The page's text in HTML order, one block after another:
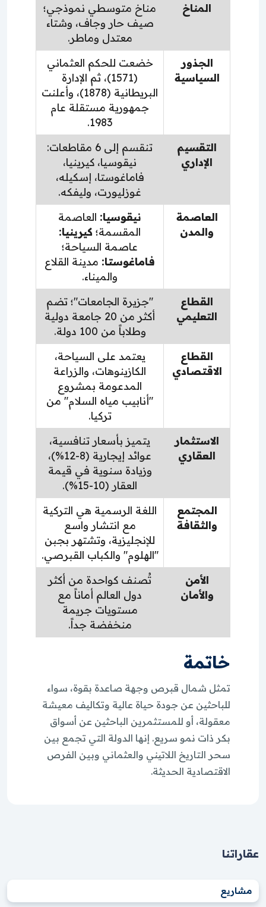
المناخ
مناخ متوسطي نموذجي؛
صيف حار وجاف، وشتاء
معتدل وماطر.
الجذور
السياسية
خضعت للحكم العثماني
(1571)، ثم الإدارة
البريطانية (1878)، وأعلنت
جمهورية مستقلة عام
1983.
التقسيم
الإداري
تنقسم إلى 6 مقاطعات:
نيقوسيا، كيرينيا،
فاماغوستا، إسكيله،
غوزليورت، وليفكه.
العاصمة
والمدن
نيقوسيا: العاصمة
المقسمة؛ كيرينيا:
عاصمة السياحة؛
فاماغوستا: مدينة القلاع
والميناء.
القطاع
التعليمي
"جزيرة الجامعات"؛ تضم
أكثر من 20 جامعة دولية
وطلاباً من 100 دولة.
القطاع
الاقتصادي
يعتمد على السياحة،
الكازينوهات، والزراعة
المدعومة بمشروع
"أنابيب مياه السلام" من
تركيا.
الاستثمار
العقاري
يتميز بأسعار تنافسية،
عوائد إيجارية (8-12%)،
وزيادة سنوية في قيمة
العقار (10-15%).
المجتمع
والثقافة
اللغة الرسمية هي التركية
مع انتشار واسع
للإنجليزية، وتشتهر بجبن
"الهلوم" والكباب القبرصي.
الأمن
والأمان
تُصنف كواحدة من أكثر
دول العالم أماناً مع
مستويات جريمة
منخفضة جداً.
خاتمة
تمثل شمال قبرص وجهة صاعدة بقوة، سواء
للباحثين عن جودة حياة عالية وتكاليف معيشة
معقولة، أو للمستثمرين الباحثين عن أسواق
بكر ذات نمو سريع. إنها الدولة التي تجمع بين
سحر التاريخ اللاتيني والعثماني وبين الفرص
الاقتصادية الحديثة.
عقاراتنا
مشاريع